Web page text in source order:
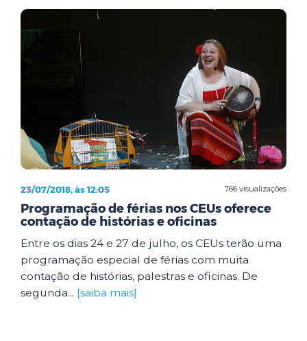
766 visualizações
23/07/2018, às 12:05
Programação de férias nos CEUs oferece
contação de histórias e oficinas
Entre os dias 24 e 27 de julho, os CEUs terão uma
programação especial de férias com muita
contação de histórias, palestras e oficinas. De
segunda... [saiba mais]